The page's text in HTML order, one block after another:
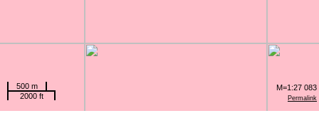
Permalink
500 m
2000 ft
M=1:27 083